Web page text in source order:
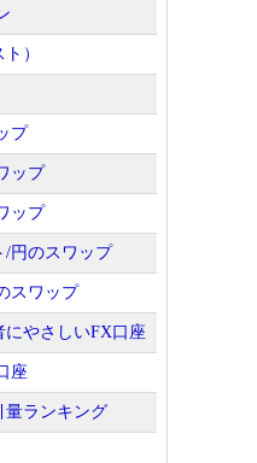
）
プ
ップ
ップ
/円のスワップ
スワップ
やさしいFX口座
座
量ランキング